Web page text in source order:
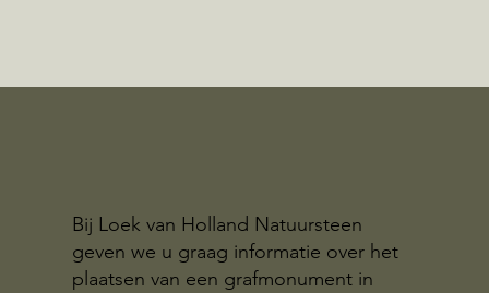
Bij Loek van Holland Natuursteen
geven we u graag informatie over het
plaatsen van een grafmonument in